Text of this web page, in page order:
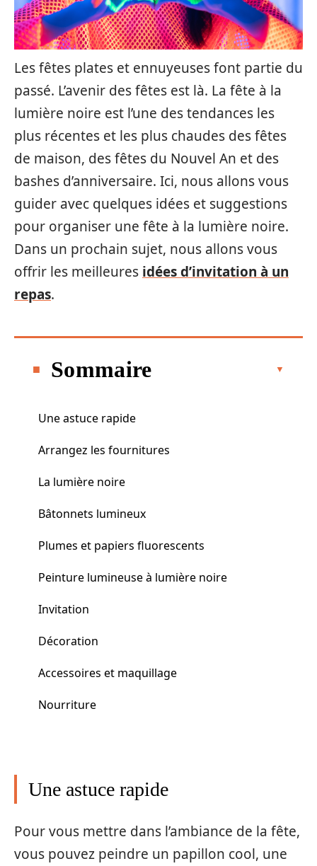
Les fêtes plates et ennuyeuses font partie du
passé. L’avenir des fêtes est là. La fête à la
lumière noire est l’une des tendances les
plus récentes et les plus chaudes des fêtes
de maison, des fêtes du Nouvel An et des
bashes d’anniversaire. Ici, nous allons vous
guider avec quelques idées et suggestions
pour organiser une fête à la lumière noire.
Dans un prochain sujet, nous allons vous
offrir les meilleures idées d’invitation à un
repas.
Sommaire
Une astuce rapide
Arrangez les fournitures
La lumière noire
Bâtonnets lumineux
Plumes et papiers fluorescents
Peinture lumineuse à lumière noire
Invitation
Décoration
Accessoires et maquillage
Nourriture
Une astuce rapide
Pour vous mettre dans l’ambiance de la fête,
vous pouvez peindre un papillon cool, une